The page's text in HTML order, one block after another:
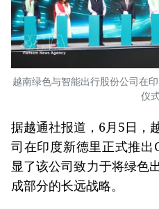
越南绿色与智能出行股份公司在
仪式
据越通社报道，6月5日，
司在印度新德里正式推
显了该公司致力于将绿色
成部分的长远战略。